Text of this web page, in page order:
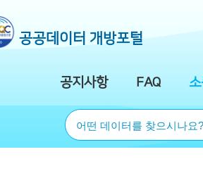
공공데이터 개방포털
공지사항 FAQ